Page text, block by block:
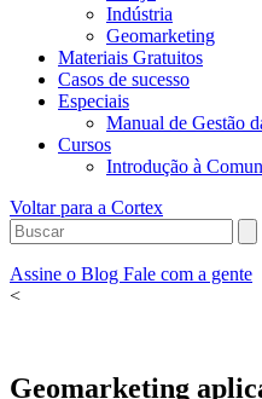
Indústria
Geomarketing
Materiais Gratuitos
Casos de sucesso
Especiais
Manual de Gestão
Cursos
Introdução à
Voltar para a Cortex
Assine o Blog Fale com a gente
<
Geomarketing